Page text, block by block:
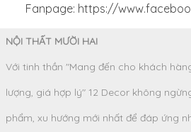
Fanpage: https://
NỘI THẤT MƯỜI HAI
Với tinh thần "Mang đến cho khách
lượng, giá hợp lý" 12 Decor không
phẩm, xu hướng mới nhất để đáp ứng